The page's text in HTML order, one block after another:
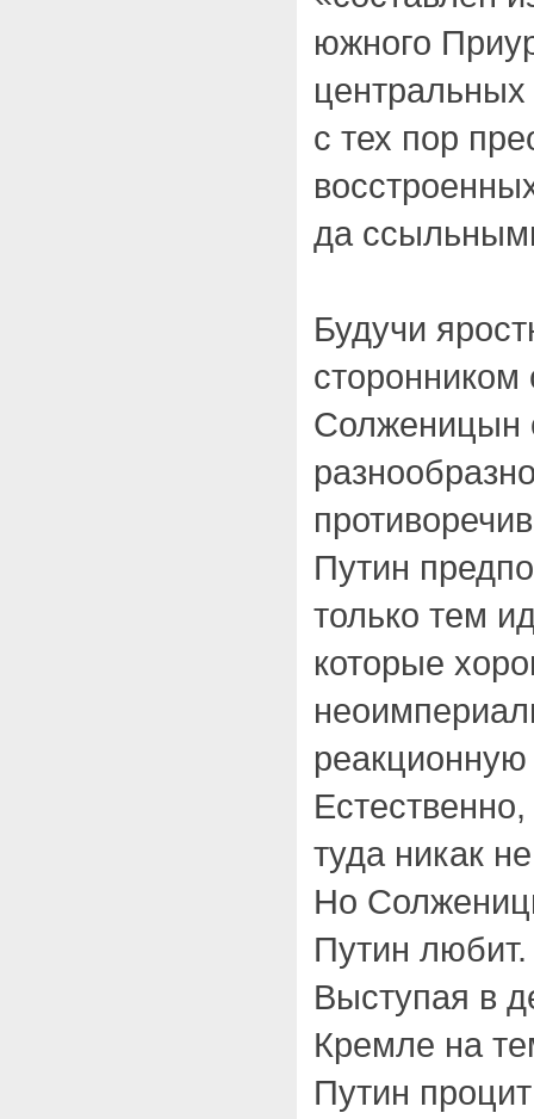
южного
центральных
с тех пор
да
Будучи
Солженицын
Путин
только тем
которые
реакционную
туда никак
Но
Путин любит.
Выступая в
Кремле на
Путин